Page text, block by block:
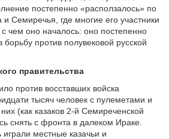
постепенно «расползалось» по
и Семиречья, где многие его участники
чем оно началось: оно постепенно
против полувековой русской
правительства
против восставших войска
тысяч человек с пулеметами и
(как казаков 2-й Семиреченской
снять с фронта в далеком Ираке.
местные казачьи и